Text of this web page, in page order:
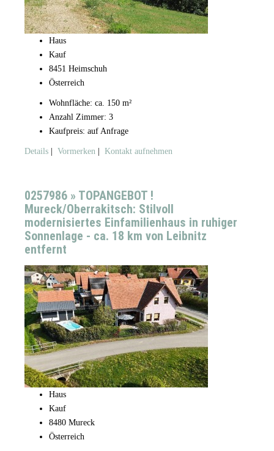
Haus
Kauf
8451 Heimschuh
Österreich
Wohnfläche: ca. 150 m²
Anzahl Zimmer: 3
Kaufpreis: auf Anfrage
Details | Vormerken | Kontakt aufnehmen
0257986 » TOPANGEBOT !
Mureck/Oberrakitsch: Stilvoll
modernisiertes Einfamilienhaus in ruhiger
Sonnenlage - ca. 18 km von Leibnitz
entfernt
Haus
Kauf
8480 Mureck
Österreich